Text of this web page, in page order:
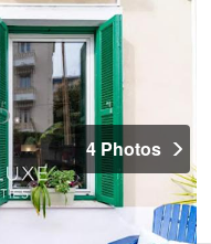
4 Photos